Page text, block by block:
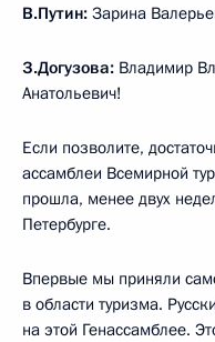
В.Путин: Зарина
З.Догузова: Владимир
Анатольевич!
Если позволите,
ассамблеи Всемирной
прошла, менее двух
Петербурге.
Впервые мы приняли
в области туризма.
на этой Генассамблее.